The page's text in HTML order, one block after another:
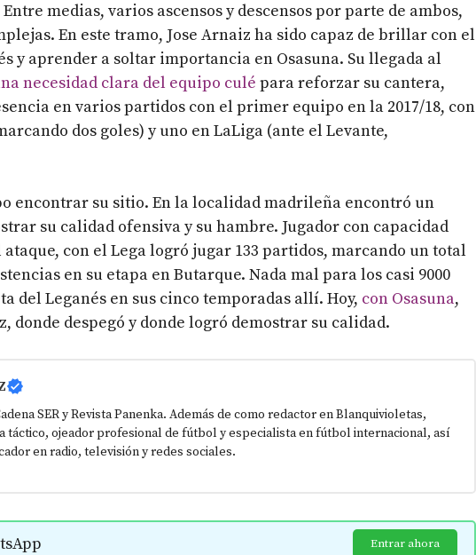
medias, varios ascensos y descensos por parte de ambos,
En este tramo, Jose Arnaiz ha sido capaz de brillar con el
y aprender a soltar importancia en Osasuna. Su llegada al
necesidad clara del equipo culé para reforzar su cantera,
en varios partidos con el primer equipo en la 2017/18, con
dos goles) y uno en LaLiga (ante el Levante,
encontrar su sitio. En la localidad madrileña encontró un
su calidad ofensiva y su hambre. Jugador con capacidad
con el Lega logró jugar 133 partidos, marcando un total
en su etapa en Butarque. Nada mal para los casi 9000
del Leganés en sus cinco temporadas allí. Hoy, con Osasuna,
donde despegó y donde logró demostrar su calidad.
SER y Revista Panenka. Además de como redactor en Blanquivioletas,
táctico, ojeador profesional de fútbol y especialista en fútbol internacional, así
en radio, televisión y redes sociales.
Entrar ahora